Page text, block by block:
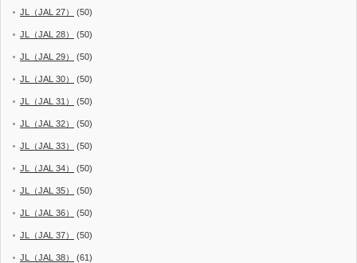
JL（JAL 27） (50)
JL（JAL 28） (50)
JL（JAL 29） (50)
JL（JAL 30） (50)
JL（JAL 31） (50)
JL（JAL 32） (50)
JL（JAL 33） (50)
JL（JAL 34） (50)
JL（JAL 35） (50)
JL（JAL 36） (50)
JL（JAL 37） (50)
JL（JAL 38） (61)